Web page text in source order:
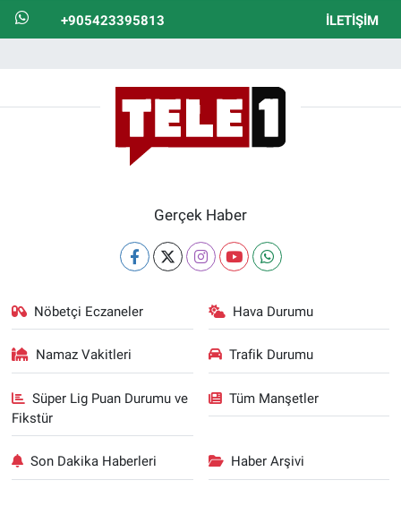
+905423395813 İLETIŞIM
Gerçek Haber
Nöbetçi Eczaneler Hava Durumu
Namaz Vakitleri Trafik Durumu
Süper Lig Puan Durumu ve
Fikstür
Tüm Manşetler
Son Dakika Haberleri Haber Arşivi